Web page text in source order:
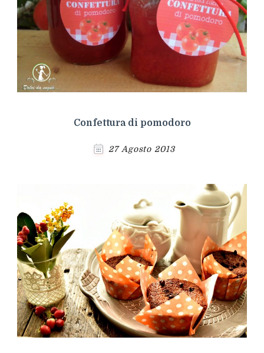
Confettura di pomodoro
27 Agosto 2013